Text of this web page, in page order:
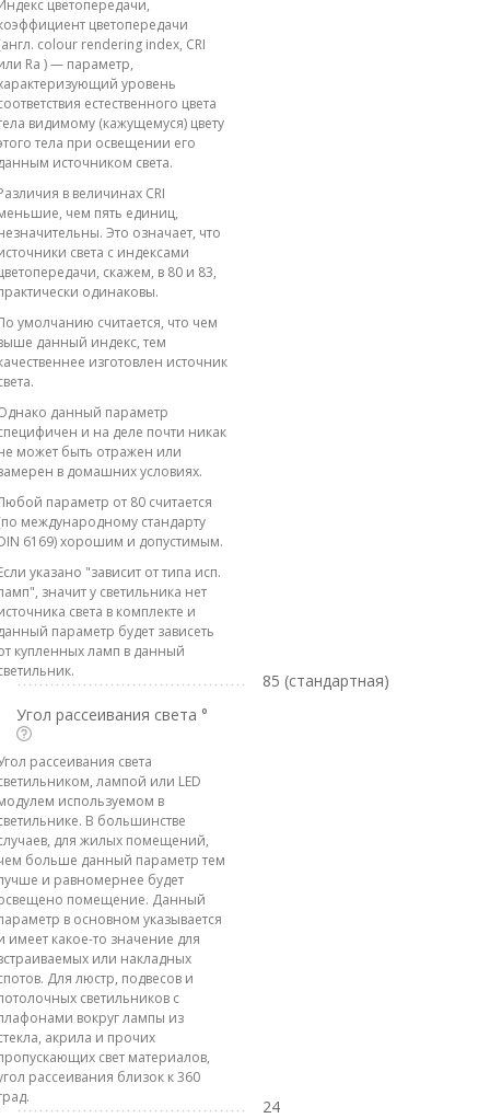
цветопередачи,
цветопередачи
colour rendering index, CRI
Ra ) — параметр,
уровень
естественного цвета
видимому (кажущемуся) цвету
тела при освещении его
источником света.
в величинах CRI
чем пять единиц,
Это означает, что
света с индексами
скажем, в 80 и 83,
одинаковы.
умолчанию считается, что чем
данный индекс, тем
изготовлен источник
данный параметр
и на деле почти никак
может быть отражен или
в домашних условиях.
параметр от 80 считается
международному стандарту
6169) хорошим и допустимым.
указано "зависит от типа исп.
значит у светильника нет
света в комплекте и
параметр будет зависеть
купленных ламп в данный
85 (стандартная)
Угол рассеивания света °
рассеивания света
лампой или LED
используемом в
В большинстве
для жилых помещений,
больше данный параметр тем
и равномернее будет
помещение. Данный
в основном указывается
имеет какое-то значение для
или накладных
Для люстр, подвесов и
светильников с
вокруг лампы из
акрила и прочих
свет материалов,
рассеивания близок к 360
24